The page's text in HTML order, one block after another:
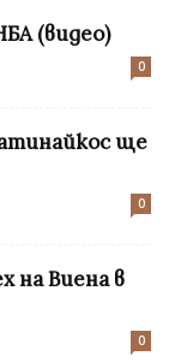
(видео)
0
ще
0
на Виена в
0